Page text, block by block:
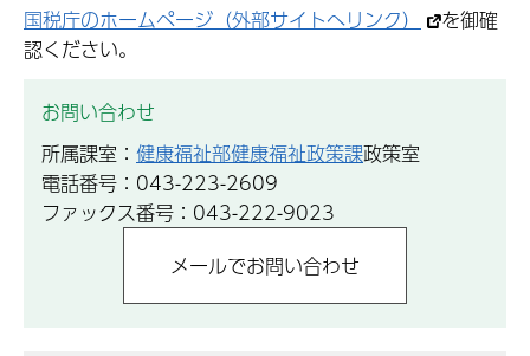
国税庁のホームページ（外部サイトへリンク）
を御確
認ください。
お問い合わせ
所属課室： 健康福祉部健康福祉政策課政策室
電話番号：043-223-2609
ファックス番号：043-222-9023